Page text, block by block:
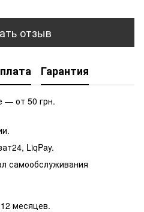
отзыв
Гарантия
— от 50 грн.
LiqPay.
самообслуживания
месяцев.